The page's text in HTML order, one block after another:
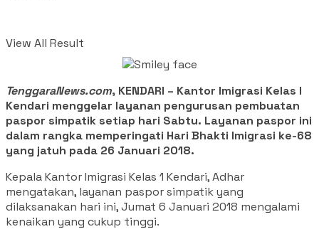
View All Result
TenggaraNews.com, KENDARI – Kantor Imigrasi Kelas I
Kendari menggelar layanan pengurusan pembuatan
paspor simpatik setiap hari Sabtu. Layanan paspor ini
dalam rangka memperingati Hari Bhakti Imigrasi ke-68
yang jatuh pada 26 Januari 2018.
Kepala Kantor Imigrasi Kelas 1 Kendari, Adhar
mengatakan, layanan paspor simpatik yang
dilaksanakan hari ini, Jumat 6 Januari 2018 mengalami
kenaikan yang cukup tinggi.